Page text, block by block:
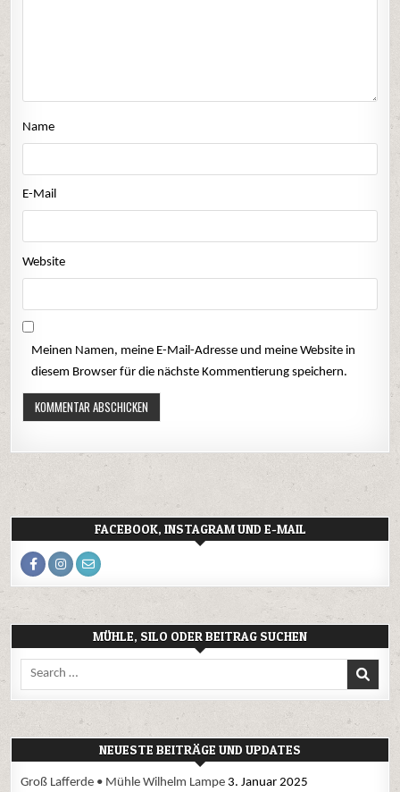
Name
E-Mail
Website
Meinen Namen, meine E-Mail-Adresse und meine Website in
diesem Browser für die nächste Kommentierung speichern.
FACEBOOK, INSTAGRAM UND E-MAIL
MÜHLE, SILO ODER BEITRAG SUCHEN
Search
for:
NEUESTE BEITRÄGE UND UPDATES
Groß Lafferde • Mühle Wilhelm Lampe 3. Januar 2025